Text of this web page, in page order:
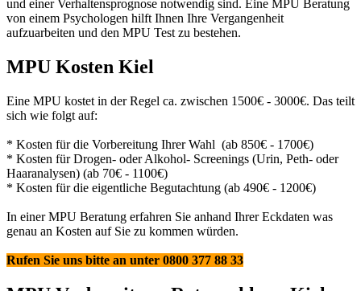
und einer Verhaltensprognose notwendig sind. Eine MPU Beratung
von einem Psychologen hilft Ihnen Ihre Vergangenheit
aufzuarbeiten und den MPU Test zu bestehen.
MPU Kosten Kiel
Eine MPU kostet in der Regel ca. zwischen 1500€ - 3000€. Das teilt
sich wie folgt auf:
* Kosten für die Vorbereitung Ihrer Wahl (ab 850€ - 1700€)
* Kosten für Drogen- oder Alkohol- Screenings (Urin, Peth- oder
Haaranalysen) (ab 70€ - 1100€)
* Kosten für die eigentliche Begutachtung (ab 490€ - 1200€)
In einer MPU Beratung erfahren Sie anhand Ihrer Eckdaten was
genau an Kosten auf Sie zu kommen würden.
Rufen Sie uns bitte an unter 0800 377 88 33